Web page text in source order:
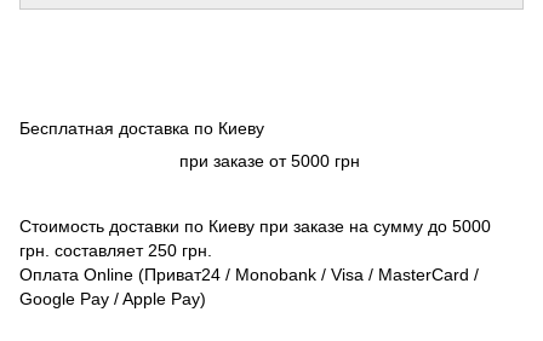
Бесплатная доставка по Киеву
при заказе от 5000 грн
Стоимость доставки по Киеву при заказе на сумму до 5000
грн. составляет 250 грн.
Оплата Online (Приват24 / Monobank / Visa / MasterCard /
Google Pay / Apple Pay)